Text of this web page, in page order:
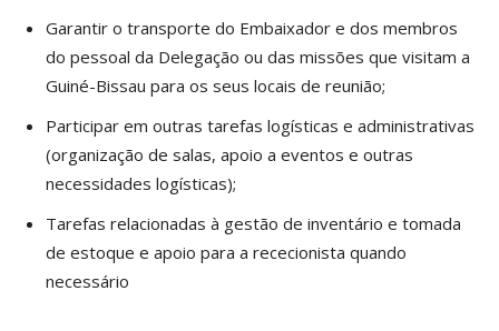
Garantir o transporte do Embaixador e dos membros
do pessoal da Delegação ou das missões que visitam a
Guiné-Bissau para os seus locais de reunião;
Participar em outras tarefas logísticas e administrativas
(organização de salas, apoio a eventos e outras
necessidades logísticas);
Tarefas relacionadas à gestão de inventário e tomada
de estoque e apoio para a rececionista quando
necessário